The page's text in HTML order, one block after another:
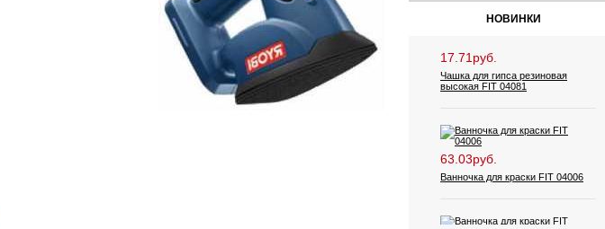
НОВИНКИ
Чашка для гипса резиновая
высокая FIT 04081
63.03руб.
Ванночка для краски FIT 04006